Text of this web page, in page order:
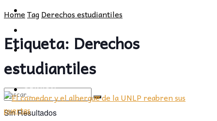
CULTURA
OPINIÓN
Sin Resultados
PROVINCIA
SOCIEDAD
CULTURA
OPINIÓN
HomeTagDerechos estudiantiles
Etiqueta: Derechos
estudiantiles